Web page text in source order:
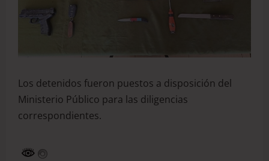
Los detenidos fueron puestos a disposición del
Ministerio Público para las diligencias
correspondientes.